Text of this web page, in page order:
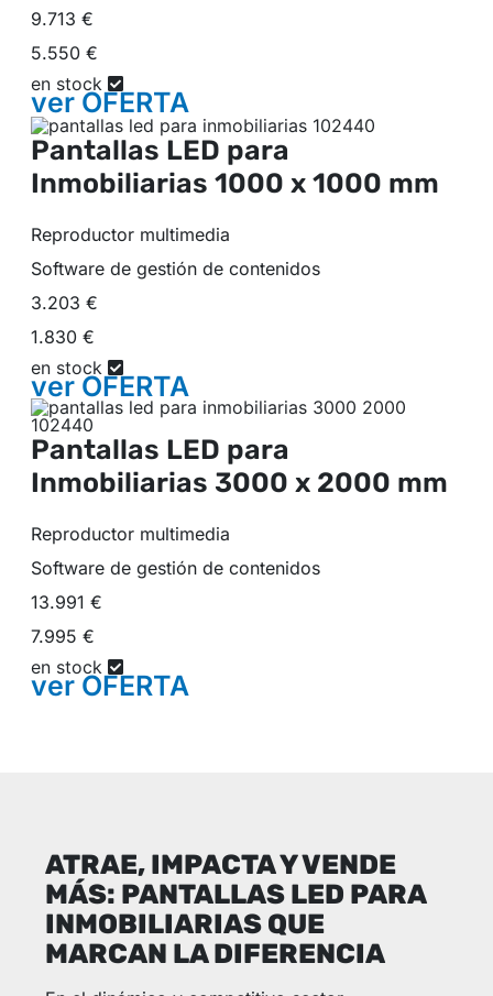
9.713 €
5.550 €
en stock
verOFERTA
Pantallas LED para
Inmobiliarias 1000 x 1000 mm
Reproductor multimedia
Software de gestión de contenidos
3.203 €
1.830 €
en stock
verOFERTA
Pantallas LED para
Inmobiliarias 3000 x 2000 mm
Reproductor multimedia
Software de gestión de contenidos
13.991 €
7.995 €
en stock
verOFERTA
ATRAE, IMPACTA Y VENDE
MÁS: PANTALLAS LED PARA
INMOBILIARIAS QUE
MARCAN LA DIFERENCIA